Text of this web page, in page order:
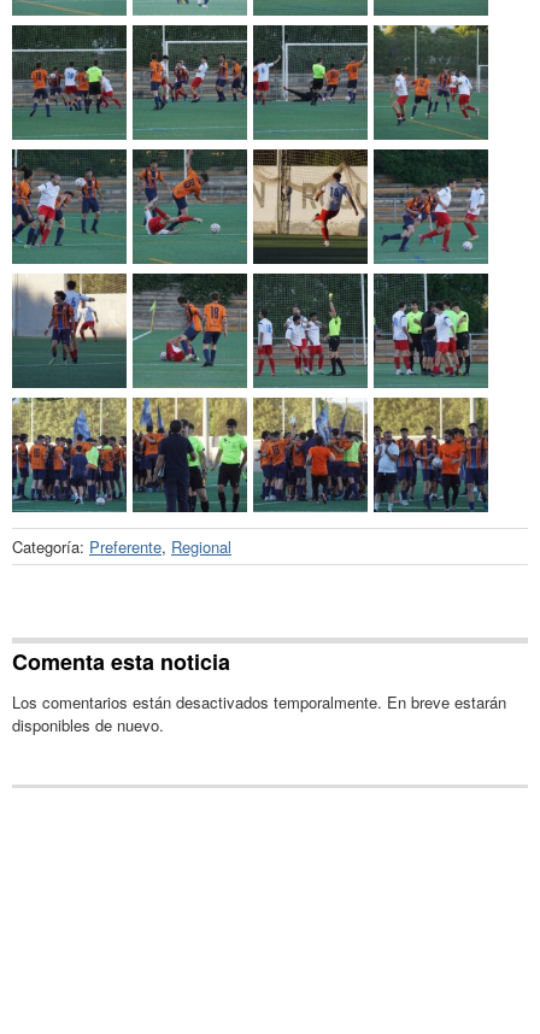
Categoría: Preferente, Regional
Comenta esta noticia
Los comentarios están desactivados temporalmente. En breve estarán
disponibles de nuevo.